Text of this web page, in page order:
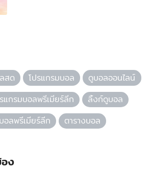
สด โปรแกรมบอล
ดูบอลออนไลน์
แกรมบอลพรีเมียร์ลีก
ลิ้งก์ดูบอล
อลพรีเมียร์ลีก ตารางบอล
ง